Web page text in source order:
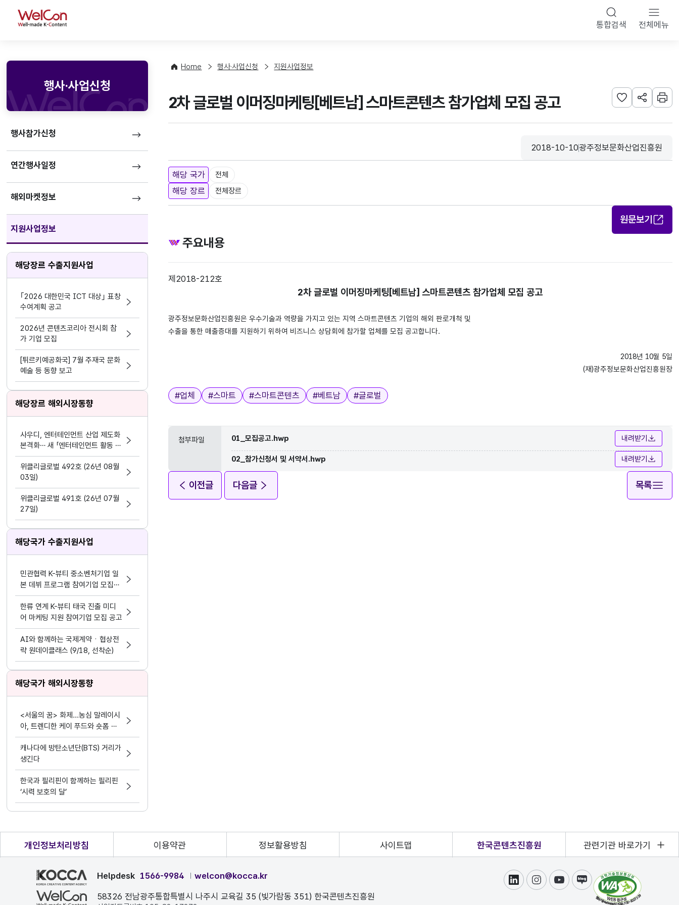
WelCon 통합검색 전체메뉴
행사·사업신청
행사참가신청
연간행사일정
해외마켓정보
지원사업정보
해당장르 수출지원사업
｢2026 대한민국 ICT 대상｣ 표창
수여계획 공고
2026년 콘텐츠코리아 전시회 참
가 기업 모집
[튀르키예공화국] 7월 주재국 문화
예술 등 동향 보고
해당장르 해외시장동향
사우디, 엔터테인먼트 산업 제도화
본격화… 새 「엔터테인먼트 활동 및
지원 활동법」 제정
위클리글로벌 492호 (26년 08월
03일)
위클리글로벌 491호 (26년 07월
27일)
해당국가 수출지원사업
민관협력 K-뷰티 중소벤처기업 일
본 데뷔 프로그램 참여기업 모집공
고
한류 연계 K-뷰티 태국 진출 미디
어 마케팅 지원 참여기업 모집 공고
AI와 함께하는 국제계약ㆍ협상전
략 원데이클래스 (9/18, 선착순)
해당국가 해외시장동향
<서울의 꿈> 화제...농심 말레이시
아, 트렌디한 케이 푸드와 숏폼 마
케팅 결합
캐나다에 방탄소년단(BTS) 거리가
생긴다
한국과 필리핀이 함께하는 필리핀
‘시력 보호의 달’
Home 행사·사업신청 지원사업정보
2차 글로벌 이머징마케팅[베트남] 스마트콘텐츠 참가업체 모집 공고 관심사 등록하기
URL 공유하
인쇄
등록일
2018-10-10
수집기관
광주정보문화산업진흥원
해당 국가 전체
해당 장르 전체장르
원문보기
주요내용
제2018-212호
2차 글로벌 이머징마케팅[베트남]스마트콘텐츠 참가업체 모집 공고
광주정보문화산업진흥원은 우수기술과 역량을 가지고 있는 지역 스마트콘텐츠 기업의 해외 판로개척 및
수출을 통한 매출증대를 지원하기 위하여 비즈니스 상담회에 참가할 업체를 모집 공고합니다.
2018년 10월 5일
(재)광주정보문화산업진흥원장
태그
#업체 #스마트 #스마트콘텐츠 #베트남 #글로벌
첨부파일 01_모집공고.hwp 내려받기
02_참가신청서 및 서약서.hwp 내려받기
이전글 다음글 목록
개인정보처리방침 이용약관 정보활용방침 사이트맵 한국콘텐츠진흥원 관련기관 바로가기
Helpdesk 1566-9984 welcon@kocca.kr
58326 전남광주통합특별시 나주시 교육길 35 (빛가람동 351) 한국콘텐츠진흥원
링크드인인스타그램
유튜브블로그